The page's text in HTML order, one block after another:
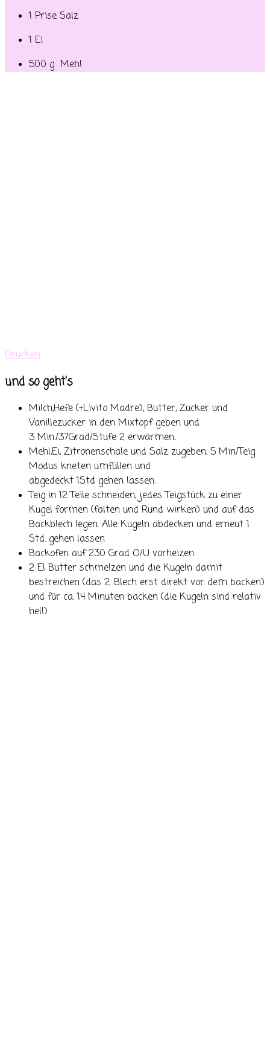
1 Prise Salz
1 Ei
500 g Mehl
Drucken
und so geht's
Milch,Hefe (+Livito Madre), Butter, Zucker und
Vanillezucker in den Mixtopf geben und
3 Min./37Grad/Stufe 2 erwärmen.
Mehl,Ei, Zitronenschale und Salz zugeben, 5 Min/Teig
Modus kneten umfüllen und
abgedeckt 1Std gehen lassen.
Teig in 12 Teile schneiden, jedes Teigstück zu einer
Kugel formen (falten und Rund wirken) und auf das
Backblech legen. Alle Kugeln abdecken und erneut 1
Std. gehen lassen
Backofen auf 230 Grad O/U vorheizen.
2 El Butter schmelzen und die Kugeln damit
bestreichen (das 2. Blech erst direkt vor dem backen)
und für ca. 14 Minuten backen (die Kugeln sind relativ
hell)